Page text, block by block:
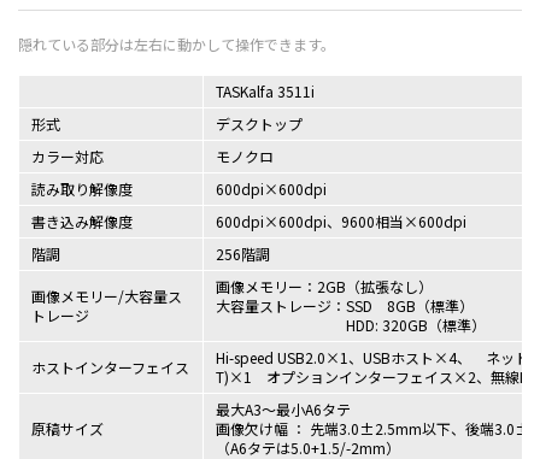
TASKalfa 3511i
形式
デスクトップ
カラー対応
モノクロ
読み取り解像度
600dpi×600dpi
書き込み解像度
600dpi×600dpi、9600相当×600dpi
階調
256階調
画像メモリー/大容量ス
トレージ
画像メモリー：2GB（拡張なし）
大容量ストレージ：SSD 8GB（標準）
HDD: 320GB（標準）
ホストインターフェイス
Hi-speed USB2.0×1、USBホスト×4、 ネット
T)×1 オプションインターフェイス×2、無線
原稿サイズ
最大A3～最小A6タテ
画像欠け幅 ： 先端3.0±2.5mm以下、後端
（A6タテは5.0+1.5/-2mm）